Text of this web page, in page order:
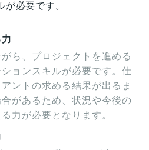
が必要です。
ら、プロジェクトを進める
ョンスキルが必要です。仕
ントの求める結果が出るま
があるため、状況や今後の
力が必要となります。